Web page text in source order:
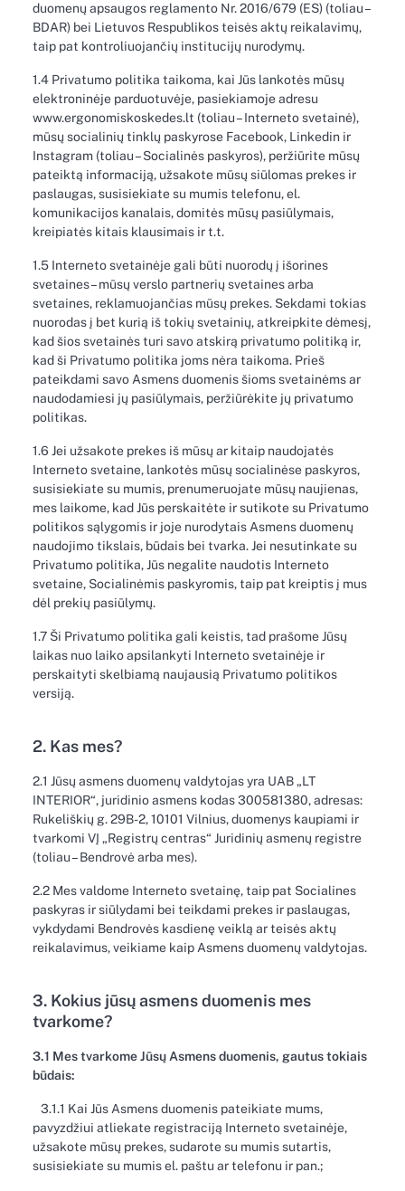
duomenų apsaugos reglamento Nr. 2016/679 (ES) (toliau –
BDAR) bei Lietuvos Respublikos teisės aktų reikalavimų,
taip pat kontroliuojančių institucijų nurodymų.
1.4 Privatumo politika taikoma, kai Jūs lankotės mūsų
elektroninėje parduotuvėje, pasiekiamoje adresu
www.ergonomiskoskedes.lt (toliau – Interneto svetainė),
mūsų socialinių tinklų paskyrose Facebook, Linkedin ir
Instagram (toliau – Socialinės paskyros), peržiūrite mūsų
pateiktą informaciją, užsakote mūsų siūlomas prekes ir
paslaugas, susisiekiate su mumis telefonu, el.
komunikacijos kanalais, domitės mūsų pasiūlymais,
kreipiatės kitais klausimais ir t.t.
1.5 Interneto svetainėje gali būti nuorodų į išorines
svetaines – mūsų verslo partnerių svetaines arba
svetaines, reklamuojančias mūsų prekes. Sekdami tokias
nuorodas į bet kurią iš tokių svetainių, atkreipkite dėmesį,
kad šios svetainės turi savo atskirą privatumo politiką ir,
kad ši Privatumo politika joms nėra taikoma. Prieš
pateikdami savo Asmens duomenis šioms svetainėms ar
naudodamiesi jų pasiūlymais, peržiūrėkite jų privatumo
politikas.
1.6 Jei užsakote prekes iš mūsų ar kitaip naudojatės
Interneto svetaine, lankotės mūsų socialinėse paskyros,
susisiekiate su mumis, prenumeruojate mūsų naujienas,
mes laikome, kad Jūs perskaitėte ir sutikote su Privatumo
politikos sąlygomis ir joje nurodytais Asmens duomenų
naudojimo tikslais, būdais bei tvarka. Jei nesutinkate su
Privatumo politika, Jūs negalite naudotis Interneto
svetaine, Socialinėmis paskyromis, taip pat kreiptis į mus
dėl prekių pasiūlymų.
1.7 Ši Privatumo politika gali keistis, tad prašome Jūsų
laikas nuo laiko apsilankyti Interneto svetainėje ir
perskaityti skelbiamą naujausią Privatumo politikos
versiją.
2. Kas mes?
2.1 Jūsų asmens duomenų valdytojas yra UAB „LT
INTERIOR“, juridinio asmens kodas 300581380, adresas:
Rukeliškių g. 29B-2, 10101 Vilnius, duomenys kaupiami ir
tvarkomi VĮ „Registrų centras“ Juridinių asmenų registre
(toliau – Bendrovė arba mes).
2.2 Mes valdome Interneto svetainę, taip pat Socialines
paskyras ir siūlydami bei teikdami prekes ir paslaugas,
vykdydami Bendrovės kasdienę veiklą ar teisės aktų
reikalavimus, veikiame kaip Asmens duomenų valdytojas.
3. Kokius jūsų asmens duomenis mes
tvarkome?
3.1 Mes tvarkome Jūsų Asmens duomenis, gautus tokiais
būdais:
3.1.1 Kai Jūs Asmens duomenis pateikiate mums,
pavyzdžiui atliekate registraciją Interneto svetainėje,
užsakote mūsų prekes, sudarote su mumis sutartis,
susisiekiate su mumis el. paštu ar telefonu ir pan.;